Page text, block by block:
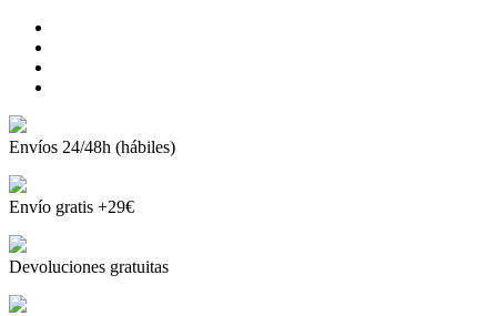
Envíos 24/48h (hábiles)
Envío gratis +29€
Devoluciones gratuitas